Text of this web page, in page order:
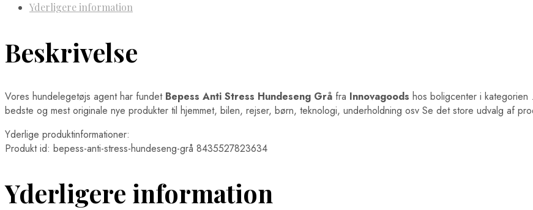
Yderligere information
Beskrivelse
Vores hundelegetøjs agent har fundet Bepess Anti Stress Hundeseng Grå fra Innovagoods hos boligcenter i kategorien
bedste og mest originale nye produkter til hjemmet, bilen, rejser, børn, teknologi, underholdning osv Se det store udvalg af
Yderlige produktinformationer:
Produkt id: bepess-anti-stress-hundeseng-grå 8435527823634
Yderligere information